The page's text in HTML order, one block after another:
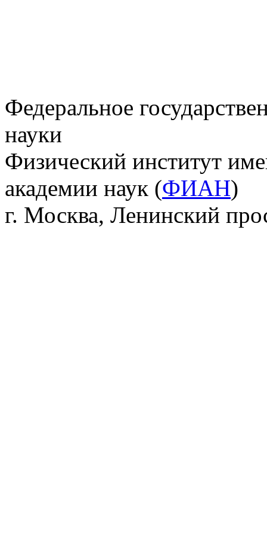
Федеральное
науки
Физический институт
академии наук (ФИАН)
г. Москва, Ленинский